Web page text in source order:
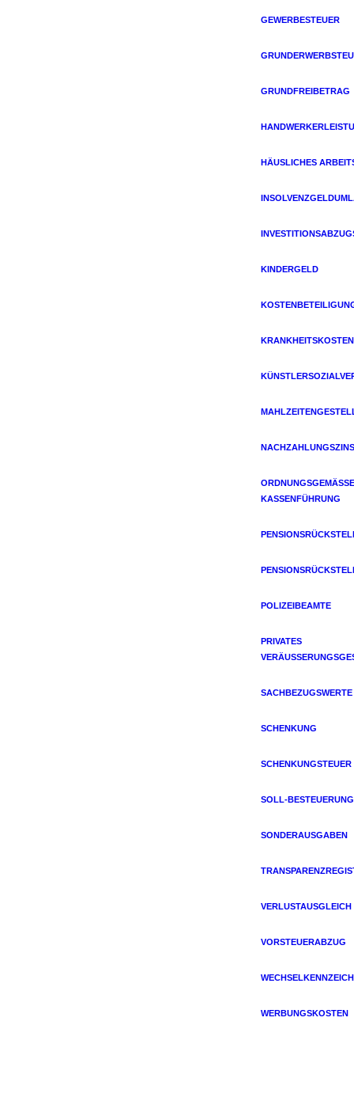
GEWERBESTEUER
GRUNDFREIBETRAG
HÄUSLICHES
KINDERGELD
KRANKHEITSKOSTEN
ORDNUNGSGEMÄSSE K
ASSENFÜHRUNG
POLIZEIBEAMTE
PRIVATES
SACHBEZUGSWERTE
SCHENKUNG
SCHENKUNGSTEUER
SOLL-BESTEUERUNG
SONDERAUSGABEN
VERLUSTAUSGLEICH
VORSTEUERABZUG
WERBUNGSKOSTEN